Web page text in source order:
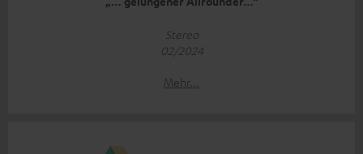
Stereo
02/2024
Mehr...